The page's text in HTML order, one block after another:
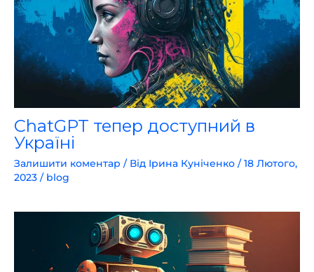
ChatGPT тепер доступний в
Україні
Залишити коментар / Від Ірина Куніченко /18 Лютого,
2023 / blog